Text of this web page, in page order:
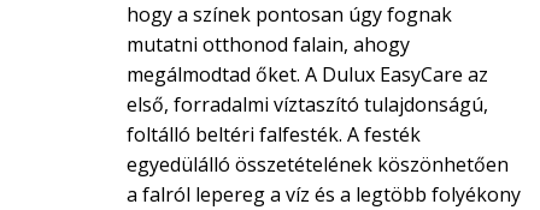
hogy a színek pontosan úgy fognak
mutatni otthonod falain, ahogy
megálmodtad őket. A Dulux EasyCare az
első, forradalmi víztaszító tulajdonságú,
foltálló beltéri falfesték. A festék
egyedülálló összetételének köszönhetően
a falról lepereg a víz és a legtöbb folyékony